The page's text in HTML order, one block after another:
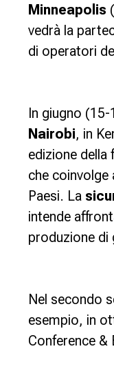
Minneapolis
vedrà la
di operatori
In giugno
Nairobi, in
edizione della
che coinvolge
Paesi. La
intende
produzione di
Nel secondo
esempio, in
Conference &